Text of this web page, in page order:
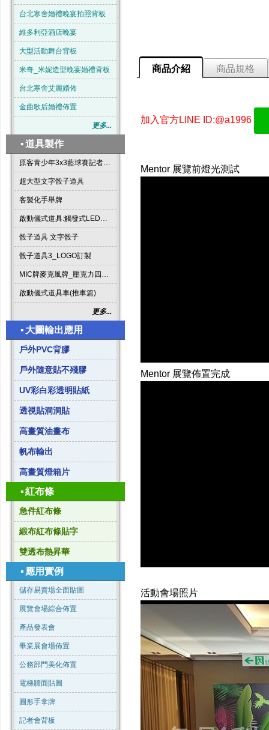
台北寒舍婚禮晚宴拍照背板
維多利亞酒店晚宴
大型活動舞台背板
米奇_米妮造型晚宴婚禮背板
台北寒舍艾麗婚佈
金曲歌后婚禮佈置
更多...
▪道具製作
原客青少年3x3藍球賽記者會啟動道具
超大型文字骰子道具
客製化手舉牌
啟動儀式道具:觸發式LED發光燈條字板
骰子道具 文字骰子
骰子道具3_LOGO訂製
MIC牌麥克風牌_壓克力四方形
啟動儀式道具車(推車篇)
更多...
▪ 大圖輸出應用
戶外PVC背膠
戶外隨意貼不殘膠
UV彩白彩透明貼紙
透視貼洞洞貼
高畫質油畫布
帆布輸出
高畫質燈箱片
▪紅布條
急件紅布條
緞布紅布條貼字
雙透布熱昇華
▪ 應用實例
儲存易賣場全面貼圖
展覽會場綜合佈置
產品發表會
畢業展會場佈置
公務部門美化佈置
電梯牆面貼圖
圓形手拿牌
記者會背板
商品介紹 商品規格
加入官方LINE ID:@a1996
Mentor 展覽前燈光測試
Mentor 展覽佈置完成
活動會場照片